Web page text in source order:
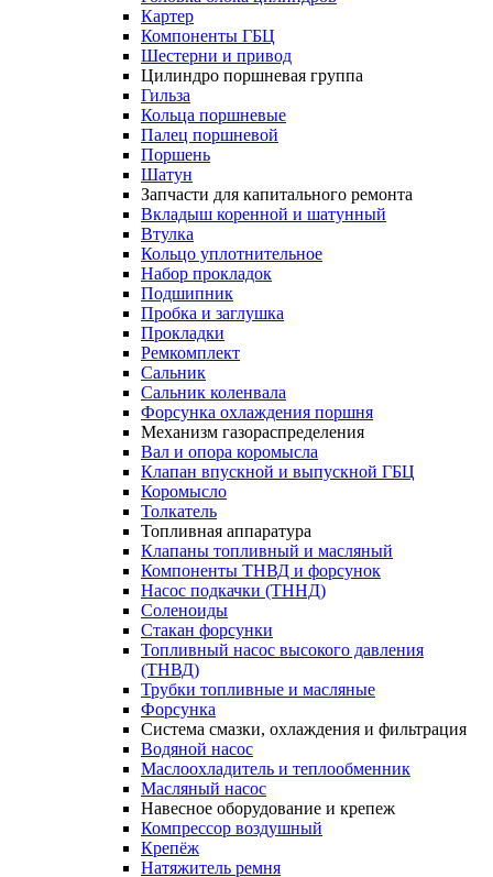
Картер
Компоненты ГБЦ
Шестерни и привод
Цилиндро поршневая группа
Гильза
Кольца поршневые
Палец поршневой
Поршень
Шатун
Запчасти для капитального ремонта
Вкладыш коренной и шатунный
Втулка
Кольцо уплотнительное
Набор прокладок
Подшипник
Пробка и заглушка
Прокладки
Ремкомплект
Сальник
Сальник коленвала
Форсунка охлаждения поршня
Механизм газораспределения
Вал и опора коромысла
Клапан впускной и выпускной ГБЦ
Коромысло
Толкатель
Топливная аппаратура
Клапаны топливный и масляный
Компоненты ТНВД и форсунок
Насос подкачки (ТННД)
Соленоиды
Стакан форсунки
Топливный насос высокого давления
(ТНВД)
Трубки топливные и масляные
Форсунка
Система смазки, охлаждения и фильтрация
Водяной насос
Маслоохладитель и теплообменник
Масляный насос
Навесное оборудование и крепеж
Компрессор воздушный
Крепёж
Натяжитель ремня